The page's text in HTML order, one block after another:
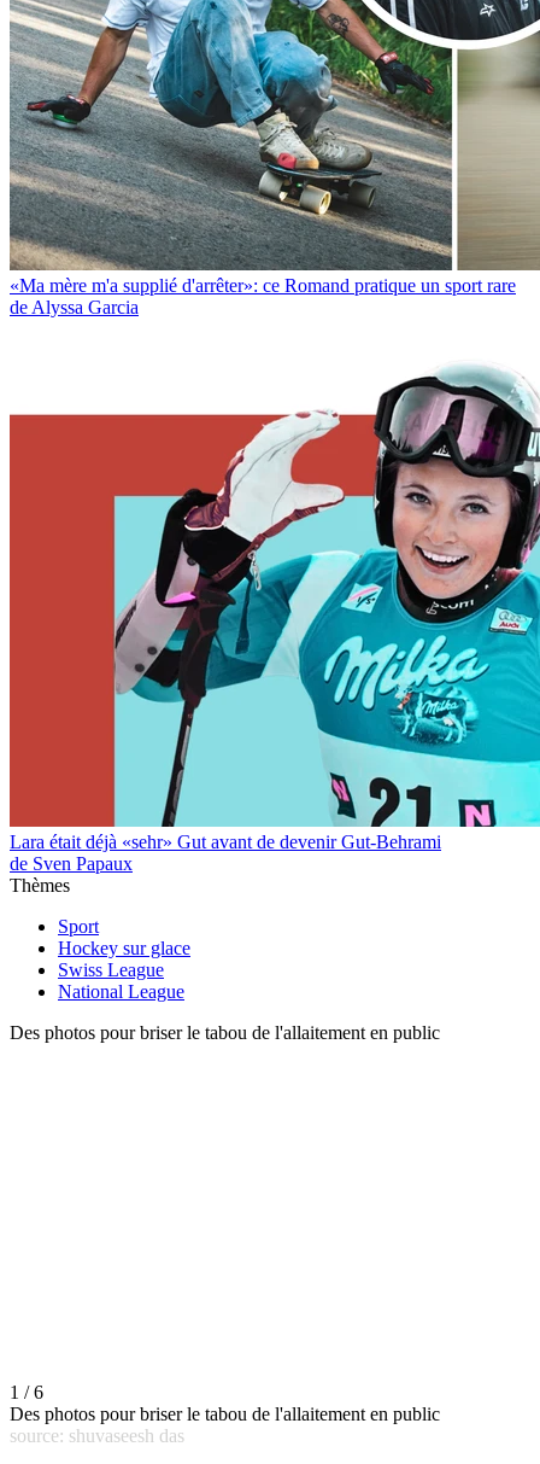
«Ma mère m'a supplié d'arrêter»: ce Romand pratique un sport rare
de Alyssa Garcia
Lara était déjà «sehr» Gut avant de devenir Gut-Behrami
de Sven Papaux
Thèmes
Sport
Hockey sur glace
Swiss League
National League
Des photos pour briser le tabou de l'allaitement en public
1 / 6
Des photos pour briser le tabou de l'allaitement en public
source: shuvaseesh das